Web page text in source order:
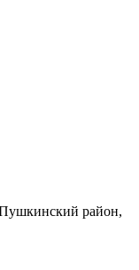
район,